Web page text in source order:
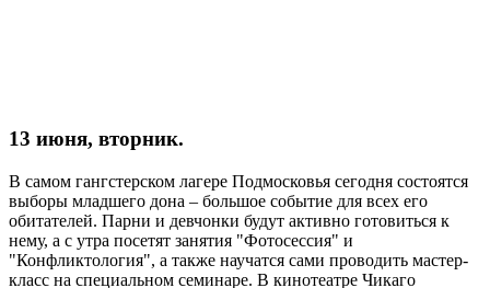
13 июня, вторник.
В самом гангстерском лагере Подмосковья сегодня состоятся
выборы младшего дона – большое событие для всех его
обитателей. Парни и девчонки будут активно готовиться к
нему, а с утра посетят занятия "Фотосессия" и
"Конфликтология", а также научатся сами проводить мастер-
класс на специальном семинаре. В кинотеатре Чикаго